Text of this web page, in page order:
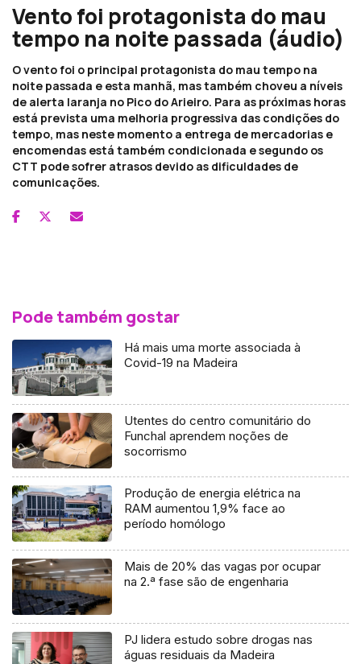
Vento foi protagonista do mau
tempo na noite passada (áudio)
O vento foi o principal protagonista do mau tempo na
noite passada e esta manhã, mas também choveu a níveis
de alerta laranja no Pico do Arieiro. Para as próximas horas
está prevista uma melhoria progressiva das condições do
tempo, mas neste momento a entrega de mercadorias e
encomendas está também condicionada e segundo os
CTT pode sofrer atrasos devido as dificuldades de
comunicações.
Pode também gostar
Há mais uma morte associada à
Covid-19 na Madeira
Utentes do centro comunitário do
Funchal aprendem noções de
socorrismo
Produção de energia elétrica na
RAM aumentou 1,9% face ao
período homólogo
Mais de 20% das vagas por ocupar
na 2.ª fase são de engenharia
PJ lidera estudo sobre drogas nas
águas residuais da Madeira